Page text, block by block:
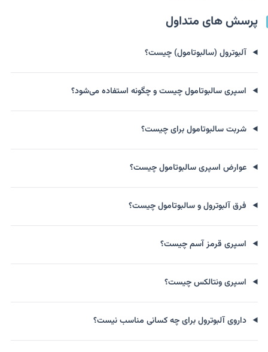
پرسش های متداول
آلبوترول (سالبوتامول) چیست؟
اسپری سالبوتامول چیست و چگونه استفاده می‌شود؟
شربت سالبوتامول برای چیست؟
عوارض اسپری سالبوتامول چیست؟
فرق آلبوترول و سالبوتامول چیست؟
اسپری قرمز آسم چیست؟
اسپری ونتالکس چیست؟
داروی آلبوترول برای چه کسانی مناسب نیست؟